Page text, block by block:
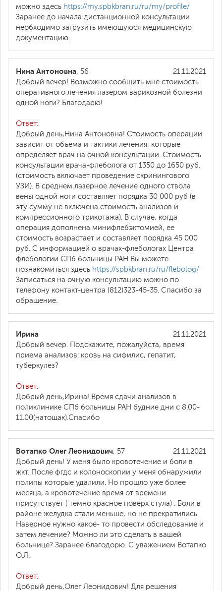
можно здесь https://my.spbkbran.ru/ru/my/profile/
Заранее до начала дистанционной консультации
необходимо загрузить имеющуюся медицинскую
документацию.
21.11.2021
Нина Антоновна, 56
Добрый вечер! Возможно сообщить мне стоимость
оперативного лечения лазером варикозной болезни
одной ноги? Благодарю!
Ответ:
Добрый день,Нина Антоновна! Стоимость операции
зависит от объема и тактики лечения, которые
определяет врач на очной консультации. Стоимость
консультации врача-флеболога от 1350 до 1650 руб.
(стоимость включает проведение скринингового
УЗИ). В среднем лазерное лечение одного ствола
вены одной ноги составляет порядка 30 000 руб (в
эту сумму не включена стоимость анализов и
компрессионного трикотажа). В случае, когда
операция дополнена минифлебэктомией, ее
стоимость возрастает и составляет порядка 45 000
руб. С информацией о врачах-флебологах Центра
флебологии СПб больницы РАН Вы можете
познакомиться здесь https://spbkbran.ru/ru/flebolog/
Записаться на очную консультацию можно по
телефону контакт-центра (812)323-45-35. Спасибо за
обращение.
21.11.2021
Ирина
Добрый вечер. Подскажите, пожалуйста, время
приема анализов: кровь на сифилис, гепатит,
туберкулез?
Ответ:
Добрый день,Ирина! Время сдачи анализов в
поликлинике СПб больницы РАН будние дни с 8.00-
11.00(натощак).Спасибо
21.11.2021
Вотапко Олег Леонидович, 57
Добрый день! У меня было кровотечение и боли в
жкт. После фгдс и колоноскопии у меня обнаружили
полипы которые удалили. Но прошло уже более
месяца, а кровотечение время от времени
присутствует ( темно красное поверх стула) . Боли в
районе желудка стали меньше, но не прекратились.
Наверное нужно какое- то провести обследование и
затем лечение? Можно ли это сделать в вашей
больнице? Заранее благодорю. С уважением Вотапко
О.Л.
Ответ:
Добрый день,Олег Леонидович! Для решения